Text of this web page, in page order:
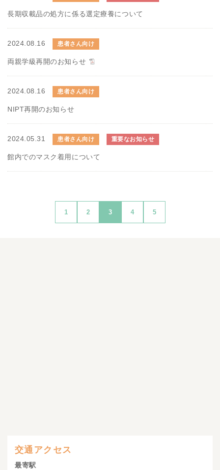
長期収載品の処方に係る選定療養について
2024.08.16 患者さん向け
両親学級再開のお知らせ
2024.08.16 患者さん向け
NIPT再開のお知らせ
2024.05.31 患者さん向け 重要なお知らせ
館内でのマスク着用について
1 2 3 4 5
交通アクセス
最寄駅